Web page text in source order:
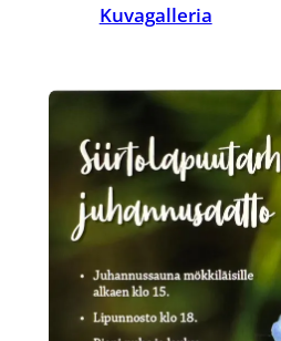
Kuvagalleria